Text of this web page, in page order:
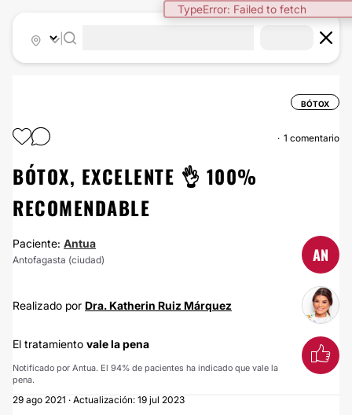
TypeError: Failed to fetch
BÓTOX
1 comentario
BÓTOX, EXCELENTE 👌 100%
RECOMENDABLE
Paciente: Antua
Antofagasta (ciudad) AN
Realizado por Dra. Katherin Ruiz Márquez
El tratamiento vale la pena
Notificado por Antua. El 94% de pacientes ha indicado que vale la
pena.
29 ago 2021 · Actualización: 19 jul 2023